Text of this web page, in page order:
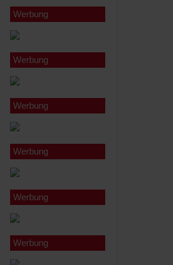
Werbung
Werbung
Werbung
Werbung
Werbung
Werbung